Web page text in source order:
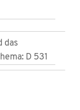
das
D 531